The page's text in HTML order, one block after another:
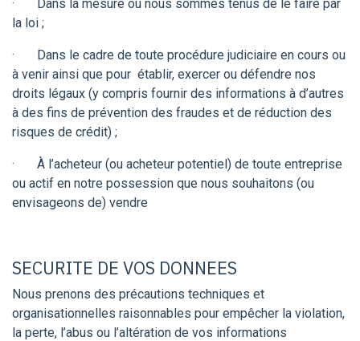
· Dans la mesure où nous sommes tenus de le faire par
la loi ;
· Dans le cadre de toute procédure judiciaire en cours ou
à venir ainsi que pour établir, exercer ou défendre nos
droits légaux (y compris fournir des informations à d’autres
à des fins de prévention des fraudes et de réduction des
risques de crédit) ;
· À l’acheteur (ou acheteur potentiel) de toute entreprise
ou actif en notre possession que nous souhaitons (ou
envisageons de) vendre
SECURITE DE VOS DONNEES
Nous prenons des précautions techniques et
organisationnelles raisonnables pour empêcher la violation,
la perte, l’abus ou l’altération de vos informations